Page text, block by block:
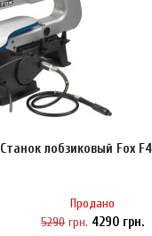
Станок лобзиковый Fox
Продано
5290 грн. 4290 грн.